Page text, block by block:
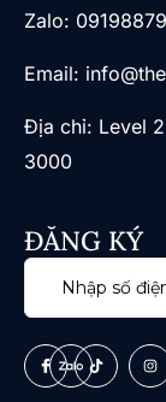
Zalo:
Email:
Địa chỉ: Level
3000
ĐĂNG KÝ